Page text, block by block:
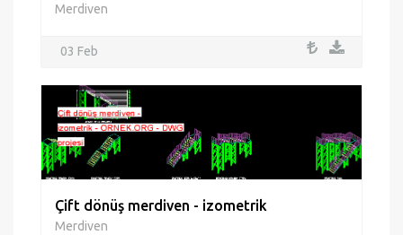
Merdiven
03 Feb
Çift dönüş merdiven - izometrik
Merdiven